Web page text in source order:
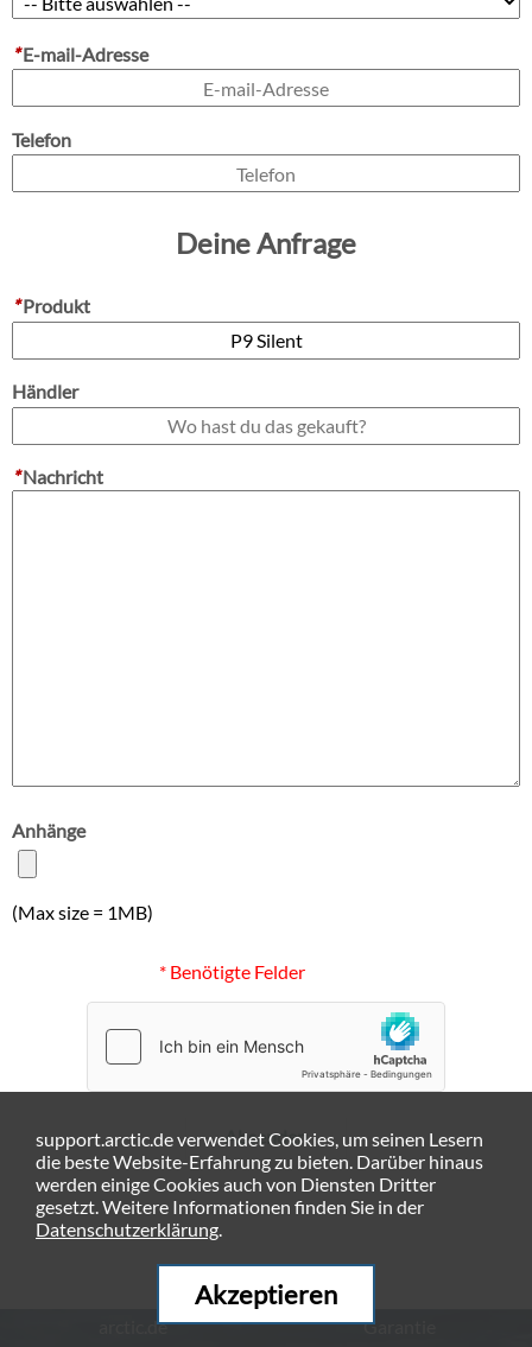
*E-mail-Adresse
Telefon
Deine Anfrage
*Produkt
Händler
*Nachricht
Anhänge
(Max size = 1MB)
* Benötigte Felder
Absenden
arctic.de Garantie
support.arctic.de verwendet Cookies, um seinen Lesern
die beste Website-Erfahrung zu bieten. Darüber hinaus
werden einige Cookies auch von Diensten Dritter
gesetzt. Weitere Informationen finden Sie in der
Datenschutzerklärung.
Akzeptieren